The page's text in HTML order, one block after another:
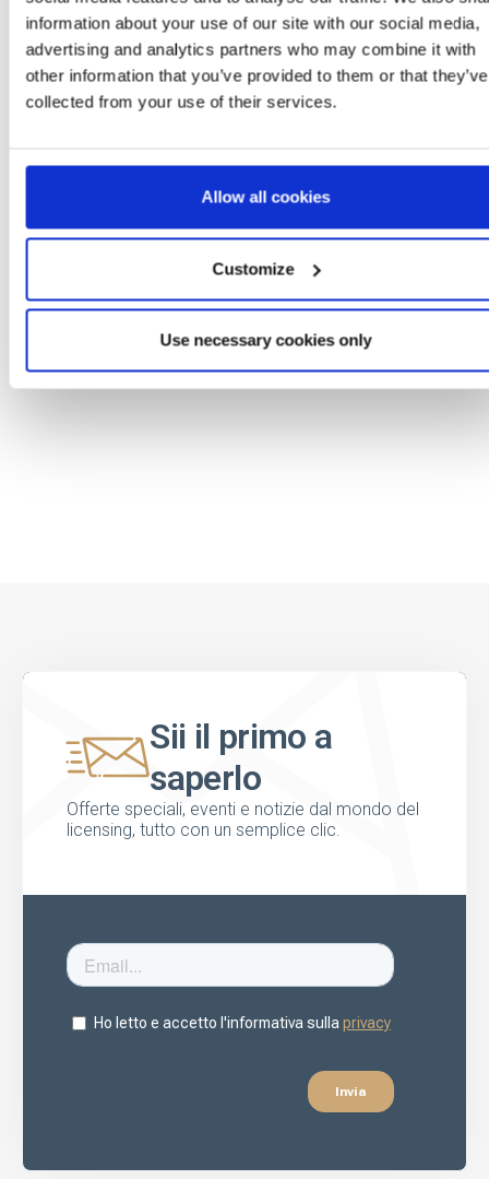
information about your use of our site with our social media,
advertising and analytics partners who may combine it with
other information that you’ve provided to them or that they’ve
collected from your use of their services.
Allow all cookies
Customize
Use necessary cookies only
BERRETTO PERUVIANO
BLUEY
ZAINO PER
ASILO PELUCHE
Sii il primo a
saperlo
Offerte speciali, eventi e notizie dal mondo del
licensing, tutto con un semplice clic.